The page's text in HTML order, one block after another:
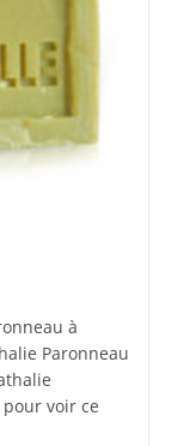
à
Paronneau
voir ce